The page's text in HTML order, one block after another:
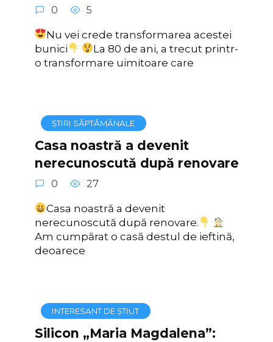
0 5
Nu vei crede transformarea acestei
bunici
La 80 de ani, a trecut printr-
o transformare uimitoare care
ȘTIRI SĂPTĂMÂNALE
Casa noastră a devenit
nerecunoscută după renovare
0 27
Casa noastră a devenit
nerecunoscută după renovare.
Am cumpărat o casă destul de ieftină,
deoarece
INTERESANT DE ȘTIUT
Silicon „Maria Magdalena”: